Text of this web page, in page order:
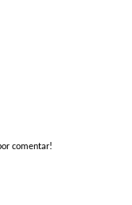
comentar!